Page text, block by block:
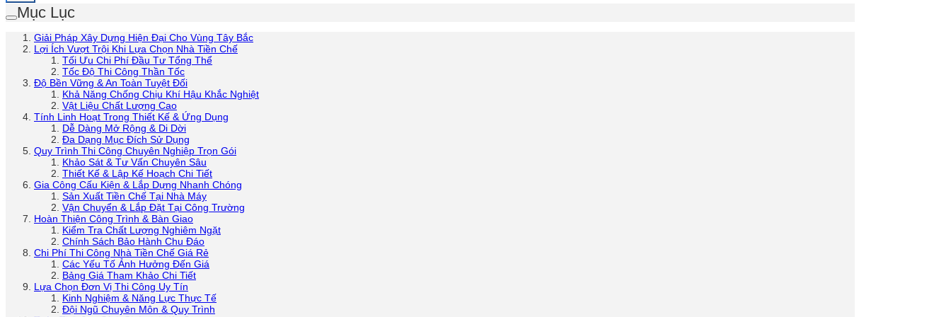
Mục Lục
Giải Pháp Xây Dựng Hiện Đại Cho Vùng Tây Bắc
Lợi Ích Vượt Trội Khi Lựa Chọn Nhà Tiền Chế
Tối Ưu Chi Phí Đầu Tư Tổng Thể
Tốc Độ Thi Công Thần Tốc
Độ Bền Vững & An Toàn Tuyệt Đối
Khả Năng Chống Chịu Khí Hậu Khắc Nghiệt
Vật Liệu Chất Lượng Cao
Tính Linh Hoạt Trong Thiết Kế & Ứng Dụng
Dễ Dàng Mở Rộng & Di Dời
Đa Dạng Mục Đích Sử Dụng
Quy Trình Thi Công Chuyên Nghiệp Trọn Gói
Khảo Sát & Tư Vấn Chuyên Sâu
Thiết Kế & Lập Kế Hoạch Chi Tiết
Gia Công Cấu Kiện & Lắp Dựng Nhanh Chóng
Sản Xuất Tiền Chế Tại Nhà Máy
Vận Chuyển & Lắp Đặt Tại Công Trường
Hoàn Thiện Công Trình & Bàn Giao
Kiểm Tra Chất Lượng Nghiêm Ngặt
Chính Sách Bảo Hành Chu Đáo
Chi Phí Thi Công Nhà Tiền Chế Giá Rẻ
Các Yếu Tố Ảnh Hưởng Đến Giá
Bảng Giá Tham Khảo Chi Tiết
Lựa Chọn Đơn Vị Thi Công Uy Tín
Kinh Nghiệm & Năng Lực Thực Tế
Đội Ngũ Chuyên Môn & Quy Trình